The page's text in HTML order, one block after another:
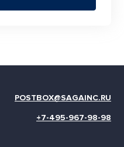
POSTBOX@SAGAINC.RU
+7-495-967-98-98